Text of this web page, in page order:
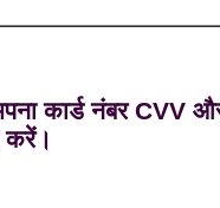
कार्ड नंबर CVV
करें।